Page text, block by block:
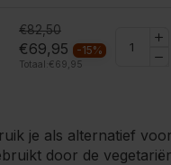
€82,50
€69,95 -15%
Totaal: €69,95
je als alternatief
door de